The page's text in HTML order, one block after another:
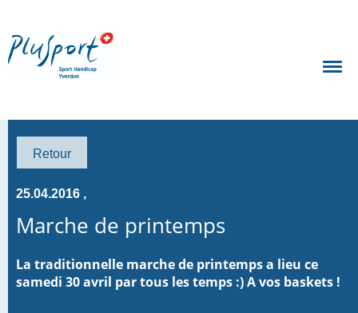
Retour
25.04.2016 ,
Marche de printemps
La traditionnelle marche de printemps a lieu ce
samedi 30 avril par tous les temps :) A vos baskets !